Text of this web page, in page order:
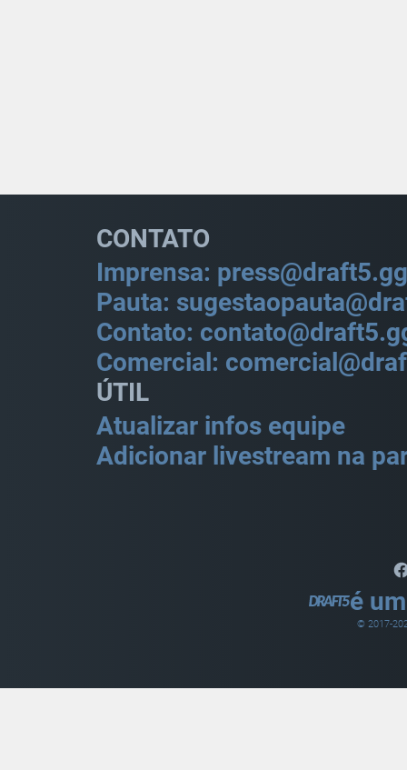
CONTATO
Imprensa: press@draft5.gg
Pauta:
Contato:
Comercial:
ÚTIL
Atualizar infos equipe
Adicionar livestream na
é
© 2017-